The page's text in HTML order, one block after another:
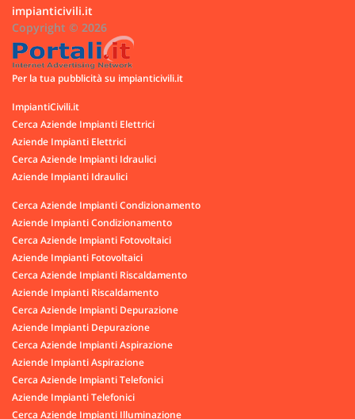
impianticivili.it
Copyright © 2026
Per la tua pubblicità su impianticivili.it
ImpiantiCivili.it
Cerca Aziende Impianti Elettrici
Aziende Impianti Elettrici
Cerca Aziende Impianti Idraulici
Aziende Impianti Idraulici
Cerca Aziende Impianti Condizionamento
Aziende Impianti Condizionamento
Cerca Aziende Impianti Fotovoltaici
Aziende Impianti Fotovoltaici
Cerca Aziende Impianti Riscaldamento
Aziende Impianti Riscaldamento
Cerca Aziende Impianti Depurazione
Aziende Impianti Depurazione
Cerca Aziende Impianti Aspirazione
Aziende Impianti Aspirazione
Cerca Aziende Impianti Telefonici
Aziende Impianti Telefonici
Cerca Aziende Impianti Illuminazione